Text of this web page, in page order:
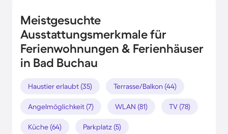
Meistgesuchte
Ausstattungsmerkmale für
Ferienwohnungen & Ferienhäuser
in Bad Buchau
Haustier erlaubt (35) Terrasse/Balkon (44)
Angelmöglichkeit (7) WLAN (81) TV (78)
Küche (64) Parkplatz (5)